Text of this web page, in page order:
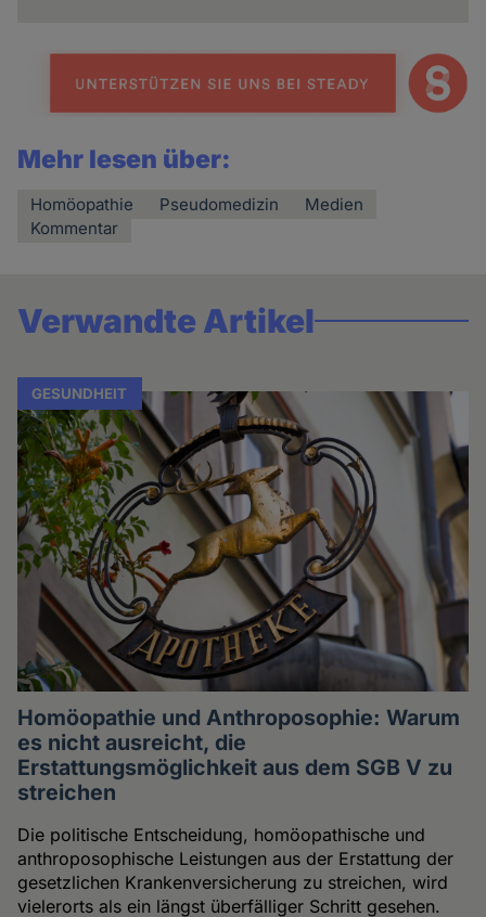
Mehr lesen über:
Homöopathie Pseudomedizin
Medien
Kommentar
Verwandte Artikel
GESUNDHEIT
Homöopathie und Anthroposophie: Warum
es nicht ausreicht, die
Erstattungsmöglichkeit aus dem SGB V zu
streichen
Die politische Entscheidung, homöopathische und
anthroposophische Leistungen aus der Erstattung der
gesetzlichen Krankenversicherung zu streichen, wird
vielerorts als ein längst überfälliger Schritt gesehen.